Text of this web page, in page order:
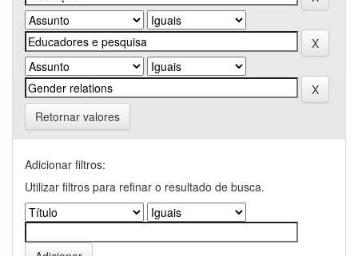
Retornar valores
Adicionar filtros:
Utilizar filtros para refinar o resultado de busca.